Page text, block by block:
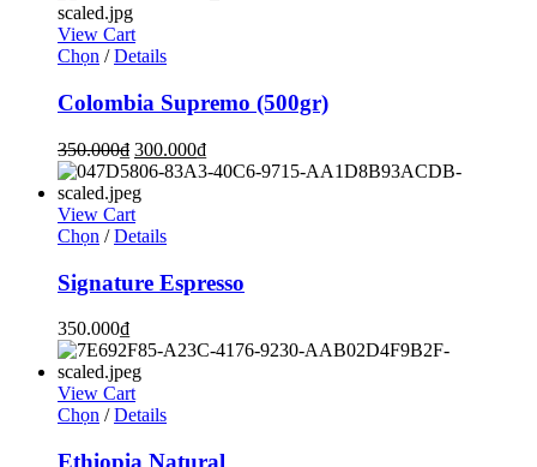
View Cart
Chọn / Details
Colombia Supremo (500gr)
350.000₫ 300.000₫
View Cart
Chọn / Details
Signature Espresso
350.000₫
View Cart
Chọn / Details
Ethiopia Natural